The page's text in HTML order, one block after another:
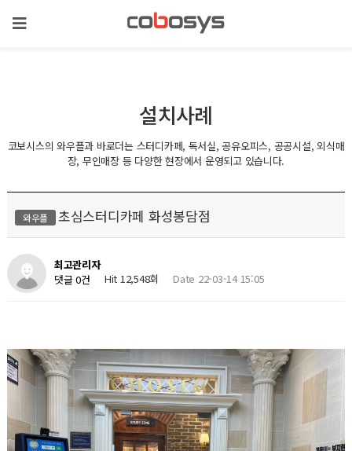
설치사례
코보시스의 와우플과 바로더는 스터디카페, 독서실, 공유오피스, 공공시설, 외식매
장, 무인매장 등 다양한 현장에서 운영되고 있습니다.
와우플 초심스터디카페 화성봉담점
최고관리자
댓글 0건
Hit 12,548회 Date 22-03-14 15:05